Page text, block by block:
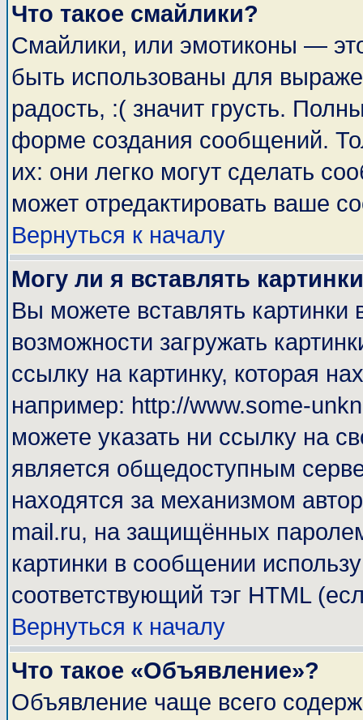
Что такое смайлики?
Смайлики, или эмотиконы —
быть использованы для
радость, :( значит грусть.
форме создания сообщений.
их: они легко могут сделать
может отредактировать ваше
Вернуться к началу
Могу ли я вставлять
Вы можете вставлять
возможности загружать
ссылку на картинку, которая
например: http://www.some-
можете указать ни ссылку на
является общедоступным
находятся за механизмом
mail.ru, на защищённых
картинки в сообщении
соответствующий тэг HTML
Вернуться к началу
Что такое «Объявление»?
Объявление чаще всего